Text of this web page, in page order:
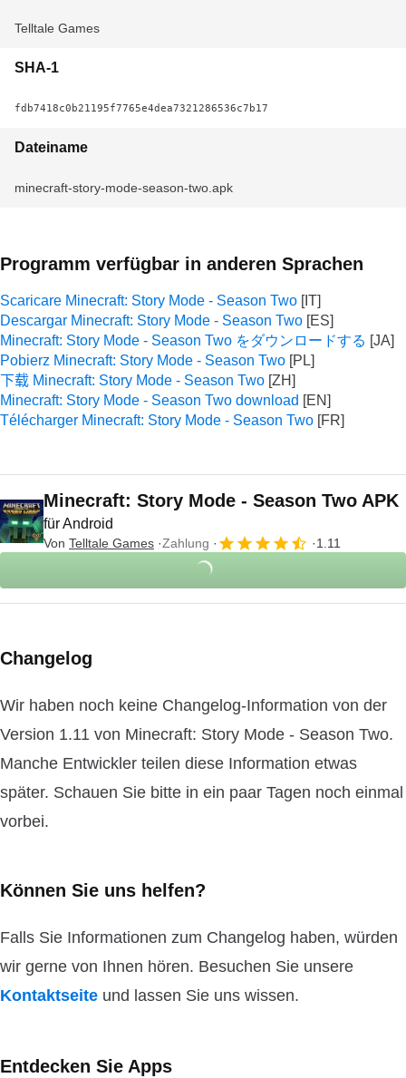
Telltale Games
SHA-1
fdb7418c0b21195f7765e4dea7321286536c7b17
Dateiname
minecraft-story-mode-season-two.apk
Programm verfügbar in anderen Sprachen
Scaricare Minecraft: Story Mode - Season Two
Descargar Minecraft: Story Mode - Season Two
Minecraft: Story Mode - Season Two をダウンロードする
Pobierz Minecraft: Story Mode - Season Two
下载 Minecraft: Story Mode - Season Two
Minecraft: Story Mode - Season Two download
Télécharger Minecraft: Story Mode - Season Two
Minecraft: Story Mode - Season Two APK
für Android
Von Telltale Games Zahlung 1.11
Changelog
Wir haben noch keine Changelog-Information von der
Version 1.11 von Minecraft: Story Mode - Season Two.
Manche Entwickler teilen diese Information etwas
später. Schauen Sie bitte in ein paar Tagen noch einmal
vorbei.
Können Sie uns helfen?
Falls Sie Informationen zum Changelog haben, würden
wir gerne von Ihnen hören. Besuchen Sie unsere
Kontaktseite und lassen Sie uns wissen.
Entdecken Sie Apps